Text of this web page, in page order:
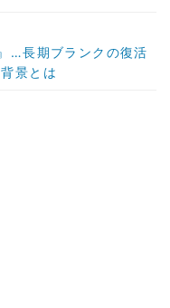
…長期ブランクの復活
景とは